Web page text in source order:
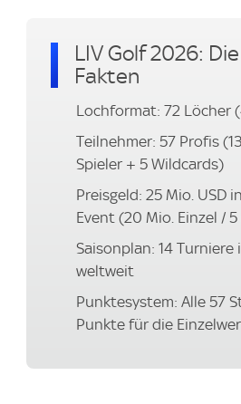
LIV Golf 2026:
Fakten
Lochformat: 72 Löcher
Teilnehmer: 57 Profis
Spieler + 5 Wildcards)
Preisgeld: 25 Mio. USD
Event (20 Mio. Einzel /
Saisonplan: 14 Turniere
weltweit
Punktesystem: Alle 57
Punkte für die